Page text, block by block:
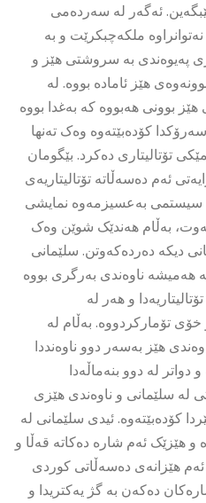
ئەگەر لە سەردەمی
ملکەچبکرێت و بە
پەیوەندی بە سروشتی هێز و
هێز ئامادە بووە. لە
بوونی هەبووە کە بەغدا بووە
کۆدەبێتەوە وەک تەنها
تۆتالیتاری دەکرد. بێگومان
ئەم دەسەڵاتە تۆتالیتاریەی
سیستمی بەعسیزمەوە نمایشی
بەڵام هەندێک شوێن وەک
دیکە دەردەکەوتن. سلێمانی
هەمیشە ناوەندی بەرگری بووە
و هەر لە
تۆمارکردووە. بەڵام لە
هێز بەسەر دوو ناوەنددا
لە دوو بنەماڵەدا
لە سلێمانی و ناوەندی هێزی
کۆدەبێتەوە. ئیدی سلێمانی لە
و هێزێک ئەم شارە دەکاتە قەڵا و
هێزانەی دەسەڵاتی کوردی
دەکەن بە گژ یەکتریدا و